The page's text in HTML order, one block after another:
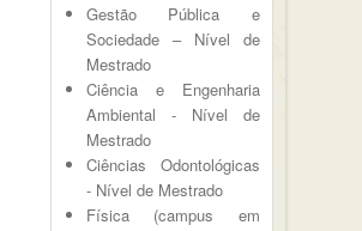
Gestão Pública e
Sociedade – Nível de
Mestrado
Ciência e Engenharia
Ambiental - Nível de
Mestrado
Ciências Odontológicas
- Nível de Mestrado
Física (campus em